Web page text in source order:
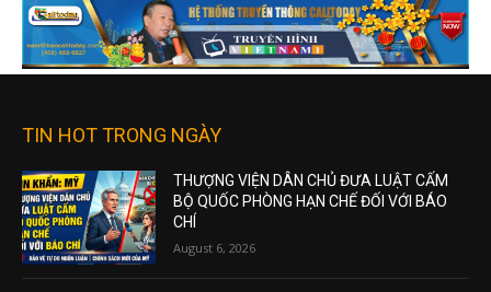
TIN HOT TRONG NGÀY
THƯỢNG VIỆN DÂN CHỦ ĐƯA LUẬT CẤM
BỘ QUỐC PHÒNG HẠN CHẾ ĐỐI VỚI BÁO
CHÍ
August 6, 2026